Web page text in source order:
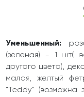
Уменьшенный:
(зеленая) - 1 шт(
другого цвета),
малая, желтый
"Teddy" (возможна